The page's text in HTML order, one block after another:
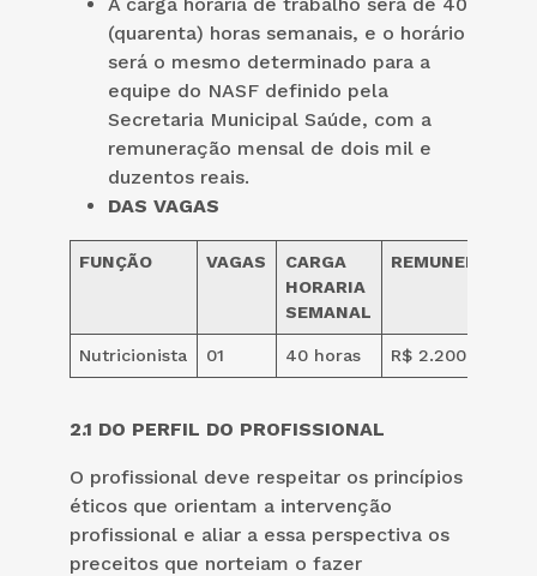
(quarenta) horas semanais, e o horário
será o mesmo determinado para a
equipe do NASF definido pela
Secretaria Municipal Saúde, com a
remuneração mensal de dois mil e
duzentos reais.
DAS VAGAS
FUNÇÃO VAGAS
CARGA
HORARIA
SEMANAL
REMUNERAÇÃO
Nutricionista 01 40 horas R$ 2.200,00
2.1 DO PERFIL DO PROFISSIONAL
O profissional deve respeitar os princípios
éticos que orientam a intervenção
profissional e aliar a essa perspectiva os
preceitos que norteiam o fazer